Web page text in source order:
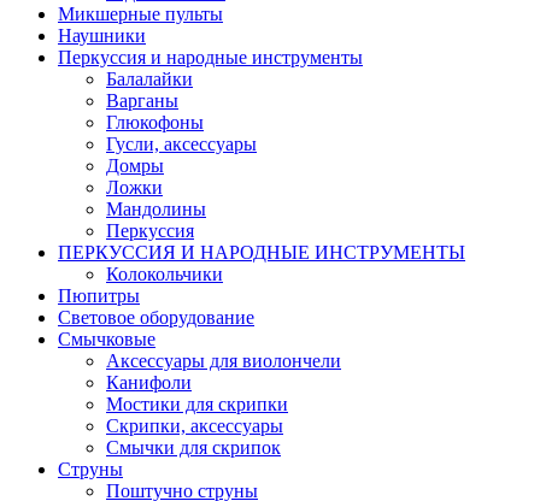
Микшерные пульты
Наушники
Перкуссия и народные инструменты
Балалайки
Варганы
Глюкофоны
Гусли, аксессуары
Домры
Ложки
Мандолины
Перкуссия
ПЕРКУССИЯ И НАРОДНЫЕ ИНСТРУМЕНТЫ
Колокольчики
Пюпитры
Световое оборудование
Смычковые
Аксессуары для виолончели
Канифоли
Мостики для скрипки
Скрипки, аксессуары
Смычки для скрипок
Струны
Поштучно струны